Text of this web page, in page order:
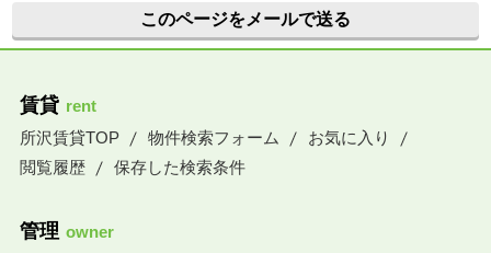
このページをメールで送る
賃貸 rent
所沢賃貸TOP
物件検索フォーム
お気に入り
閲覧履歴
保存した検索条件
管理 owner